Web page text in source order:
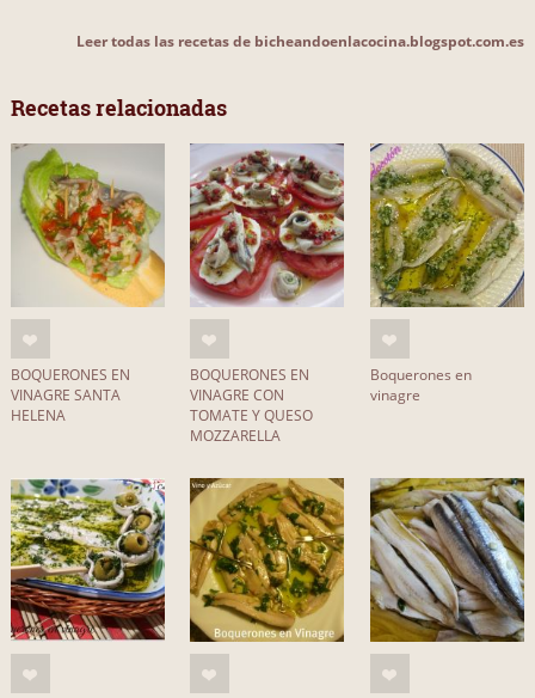
Leer todas las recetas de bicheandoenlacocina.blogspot.com.es
Recetas relacionadas
BOQUERONES EN
VINAGRE SANTA
HELENA
BOQUERONES EN
VINAGRE CON
TOMATE Y QUESO
MOZZARELLA
Boquerones en
vinagre